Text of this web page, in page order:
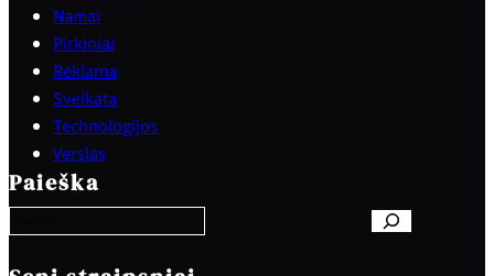
Namai
Pirkiniai
Reklama
Sveikata
Technologijos
Verslas
Paieška
e
a
c
h